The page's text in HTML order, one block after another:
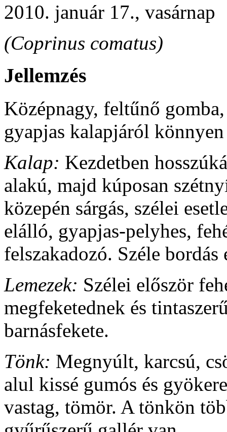
2010. január 17., vasárnap
(Coprinus comatus)
Jellemzés
Középnagy, feltűnő
gyapjas kalapjáról
Kalap: Kezdetben
alakú, majd kúposan
közepén sárgás, szélei
elálló, gyapjas-pelyhes,
felszakadozó. Széle bordás
Lemezek: Szélei először
megfeketednek és
barnásfekete.
Tönk: Megnyúlt, karcsú,
alul kissé gumós és
vastag, tömör. A tönkön